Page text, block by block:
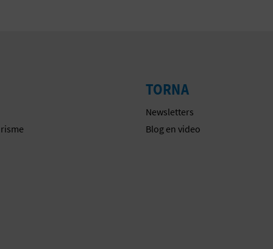
TORNA
Newsletters
Blog en video